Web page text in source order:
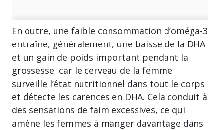
En outre, une faible consommation d’oméga-3
entraîne, généralement, une baisse de la DHA
et un gain de poids important pendant la
grossesse, car le cerveau de la femme
surveille l’état nutritionnel dans tout le corps
et détecte les carences en DHA. Cela conduit à
des sensations de faim excessives, ce qui
amène les femmes à manger davantage dans